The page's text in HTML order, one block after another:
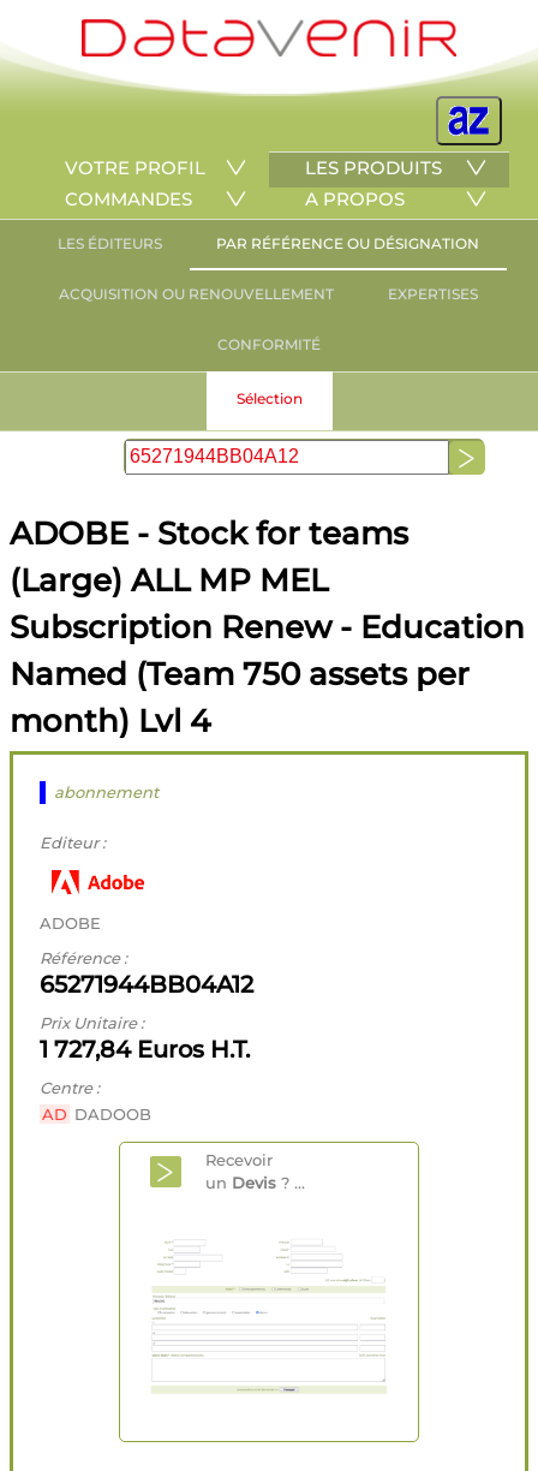
VOTRE PROFIL
LES PRODUITS
COMMANDES
A PROPOS
LES ÉDITEURS PAR RÉFÉRENCE OU DÉSIGNATION
ACQUISITION OU RENOUVELLEMENT EXPERTISES
CONFORMITÉ
Sélection
ADOBE - Stock for teams
(Large) ALL MP MEL
Subscription Renew - Education
Named (Team 750 assets per
month) Lvl 4
abonnement
Editeur :
ADOBE
Référence :
65271944BB04A12
Prix Unitaire :
1 727,84 Euros H.T.
Centre :
AD DADOOB
Recevoir
un Devis ? ...